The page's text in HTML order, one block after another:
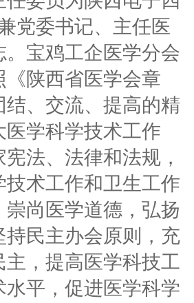
党委书记、主任医
。宝鸡工企医学分会
《陕西省医学会章
结、交流、提高的精
医学科学技术工作
法、法律和法规，
技术工作和卫生工作
崇尚医学道德，弘扬
持民主办会原则，充
主，提高医学科技工
水平，促进医学科学